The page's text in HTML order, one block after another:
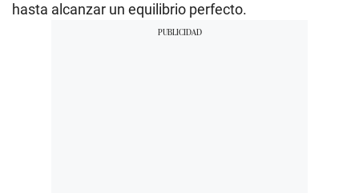
hasta alcanzar un equilibrio perfecto.